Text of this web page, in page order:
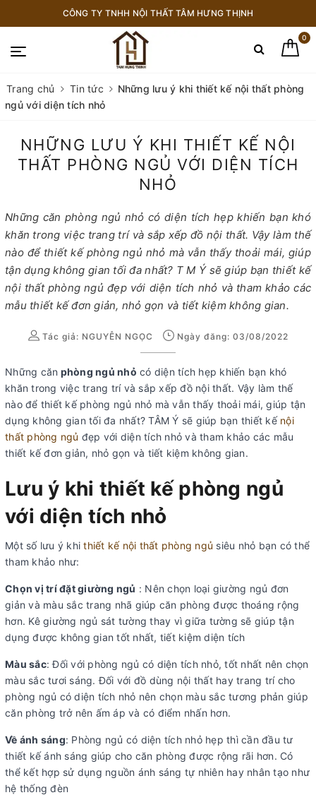
CÔNG TY TNHH NỘI THẤT TÂM HƯNG THỊNH
0
Trang chủ Tin tức
Những lưu ý khi thiết kế nội thất phòng
ngủ với diện tích nhỏ
NHỮNG LƯU Ý KHI THIẾT KẾ NỘI
THẤT PHÒNG NGỦ VỚI DIỆN TÍCH
NHỎ
Những căn phòng ngủ nhỏ có diện tích hẹp khiến bạn khó
khăn trong việc trang trí và sắp xếp đồ nội thất. Vậy làm thế
nào để thiết kế phòng ngủ nhỏ mà vẫn thấy thoải mái, giúp
tận dụng không gian tối đa nhất? T M Ý sẽ giúp bạn thiết kế
nội thất phòng ngủ đẹp với diện tích nhỏ và tham khảo các
mẫu thiết kế đơn giản, nhỏ gọn và tiết kiệm không gian.
Tác giả: NGUYỄN NGỌC Ngày đăng: 03/08/2022
Những căn phòng ngủ nhỏ có diện tích hẹp khiến bạn khó
khăn trong việc trang trí và sắp xếp đồ nội thất. Vậy làm thế
nào để thiết kế phòng ngủ nhỏ mà vẫn thấy thoải mái, giúp tận
dụng không gian tối đa nhất? TÂM Ý sẽ giúp bạn thiết kế nội
thất phòng ngủ đẹp với diện tích nhỏ và tham khảo các mẫu
thiết kế đơn giản, nhỏ gọn và tiết kiệm không gian.
Lưu ý khi thiết kế phòng ngủ
với diện tích nhỏ
Một số lưu ý khithiết kế nội thất phòng ngủ siêu nhỏ bạn có thể
tham khảo như:
Chọn vị trí đặt giường ngủ : Nên chọn loại giường ngủ đơn
giản và màu sắc trang nhã giúp căn phòng được thoáng rộng
hơn. Kê giường ngủ sát tường thay vì giữa tường sẽ giúp tận
dụng được không gian tốt nhất, tiết kiệm diện tích
Màu sắc: Đối với phòng ngủ có diện tích nhỏ, tốt nhất nên chọn
màu sắc tươi sáng. Đối với đồ dùng nội thất hay trang trí cho
phòng ngủ có diện tích nhỏ nên chọn màu sắc tương phản giúp
căn phòng trở nên ấm áp và có điểm nhấn hơn.
Về ánh sáng: Phòng ngủ có diện tích nhỏ hẹp thì cần đầu tư
thiết kế ánh sáng giúp cho căn phòng được rộng rãi hơn. Có
thể kết hợp sử dụng nguồn ánh sáng tự nhiên hay nhân tạo như
hệ thống đèn